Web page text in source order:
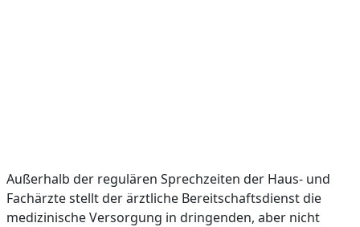
Außerhalb der regulären Sprechzeiten der Haus- und
Fachärzte stellt der ärztliche Bereitschaftsdienst die
medizinische Versorgung in dringenden, aber nicht